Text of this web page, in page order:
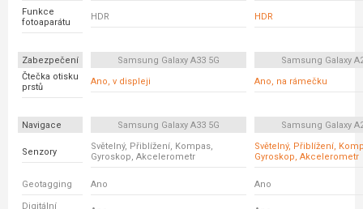
Funkce
fotoaparátu
HDR HDR
Zabezpečení Samsung Galaxy A33 5G
Samsung Galaxy
Čtečka otisku
prstů
Ano, v displeji Ano, na rámečku
Navigace Samsung Galaxy A33 5G Samsung Galaxy
Senzory
Světelný, Přiblížení, Kompas,
Gyroskop, Akcelerometr
Světelný, Přiblížení,
Gyroskop, Akcelerometr
Geotagging Ano Ano
Digitální